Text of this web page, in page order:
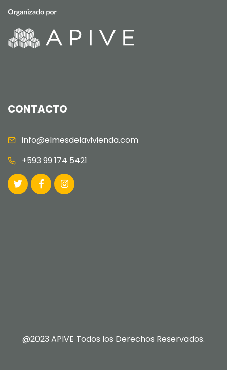
CONTACTO
info@elmesdelavivienda.com
+593 99 174 5421
@2023 APIVE Todos los Derechos Reservados.